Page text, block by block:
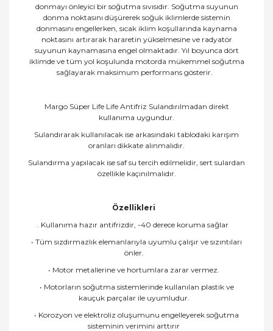
donmayı önleyici bir soğutma sıvısıdır. Soğutma suyunun
donma noktasını düşürerek soğuk iklimlerde sistemin
donmasını engellerken, sıcak iklim koşullarında kaynama
noktasını artırarak hararetin yükselmesine ve radyatör
suyunun kaynamasına engel olmaktadır. Yıl boyunca dört
iklimde ve tüm yol koşulunda motorda mükemmel soğutma
sağlayarak maksimum performans gösterir.
Margo Süper Life Life Antifriz Sulandırılmadan direkt
kullanıma uygundur.
Sulandırarak kullanılacak ise arkasındaki tablodaki karışım
oranları dikkate alınmalıdır.
Sulandırma yapılacak ise saf su tercih edilmelidir, sert sulardan
özellikle kaçınılmalıdır.
Özellikleri
. Kullanıma hazır antifrizdir, -40 derece koruma sağlar
• Tüm sızdırmazlık elemanlarıyla uyumlu çalışır ve sızıntıları
önler.
• Motor metallerine ve hortumlara zarar vermez.
• Motorların soğutma sistemlerinde kullanılan plastik ve
kauçuk parçalar ile uyumludur.
• Korozyon ve elektroliz oluşumunu engelleyerek soğutma
sisteminin verimini arttırır